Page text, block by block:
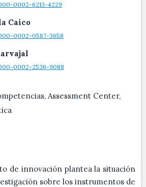
0002-6213-4229
Caico
0002-0587-3658
0002-2536-9088
Assessment Center,
de innovación plantea la situación
sobre los instrumentos de